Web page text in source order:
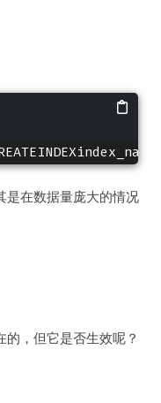
是在数据量庞大的情况
，但它是否生效呢？